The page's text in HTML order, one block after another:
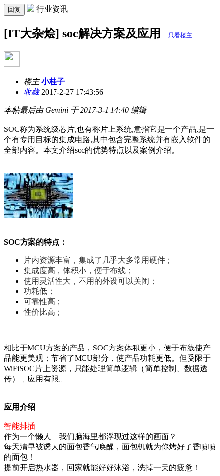
回复 行业资讯
[IT大杂烩] soc解决方案及应用 只看楼主
楼主 小桂子
收藏2017-2-27 17:43:56
本帖最后由 Gemini 于 2017-3-1 14:40 编辑
SOC称为系统级芯片,也有称片上系统,意指它是一个产品,是一
个有专用目标的集成电路,其中包含完整系统并有嵌入软件的
全部内容。本文介绍soc的优势特点以及案例介绍。
SOC方案的特点：
片内资源丰富，集成了几乎大多常用硬件；
集成度高，体积小，便于布线；
使用灵活性大，不用的外设可以关闭；
功耗低；
可靠性高；
性价比高；
相比于MCU方案的产品，SOC方案体积更小，便于布线使产
品能更美观；节省了MCU部分，使产品功耗更低。但受限于
WiFiSOC片上资源，只能处理简单逻辑（简单控制、数据透
传），应用有限。
应用介绍
智能排插
作为一个懒人，我们脑海里都浮现过这样的画面？
每天清早被诱人的面包香气唤醒，面包机就为你烤好了香喷喷
的面包！
提前开启热水器，回家就能好好沐浴，洗掉一天的疲惫！